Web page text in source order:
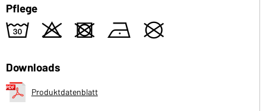
Pflege
w o d n U
Downloads
Produktdatenblatt